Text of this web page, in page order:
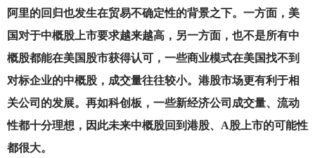
阿里的回归也发生在贸易不确定性的背景之下。一方面，美
国对于中概股上市要求越来越高，另一方面，也不是所有中
概股都能在美国股市获得认可，一些商业模式在美国找不到
对标企业的中概股，成交量往往较小。港股市场更有利于相
关公司的发展。再如科创板，一些新经济公司成交量、流动
性都十分理想，因此未来中概股回到港股、A股上市的可能性
都很大。